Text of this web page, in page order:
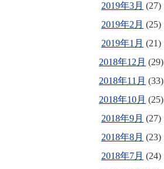
2019年3月 (27)
2019年2月 (25)
2019年1月 (21)
2018年12月 (29)
2018年11月 (33)
2018年10月 (25)
2018年9月 (27)
2018年8月 (23)
2018年7月 (24)